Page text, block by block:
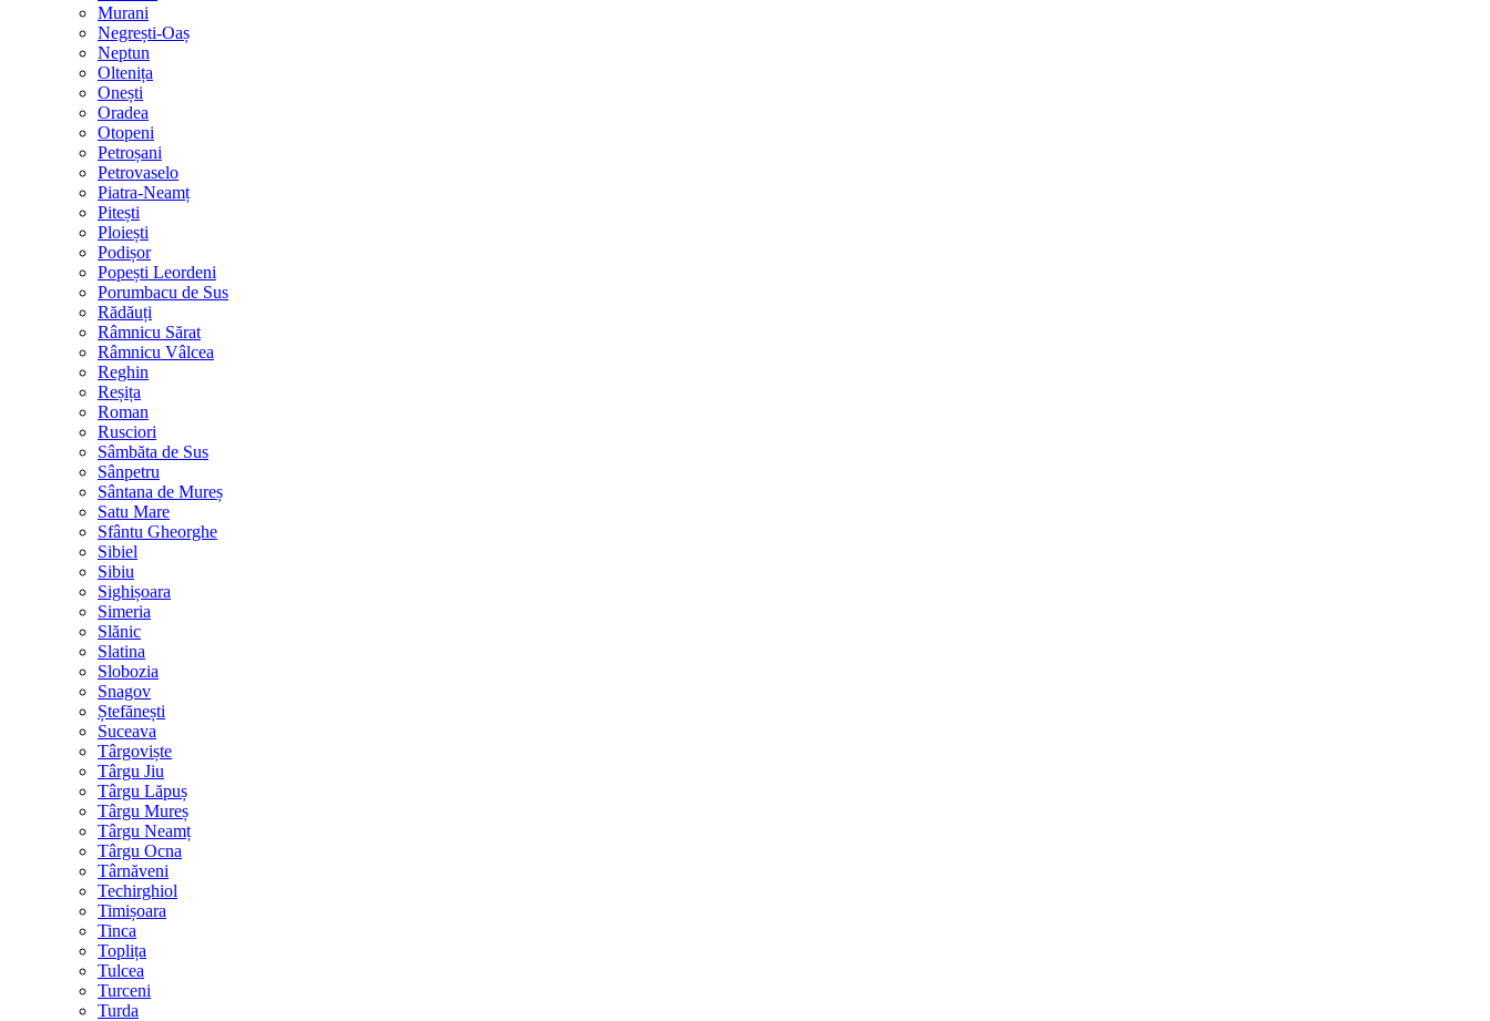
Murani
Negrești-Oaș
Neptun
Oltenița
Onești
Oradea
Otopeni
Petroșani
Petrovaselo
Piatra-Neamț
Pitești
Ploiești
Podișor
Popești Leordeni
Porumbacu de Sus
Rădăuți
Râmnicu Sărat
Râmnicu Vâlcea
Reghin
Reșița
Roman
Rusciori
Sâmbăta de Sus
Sânpetru
Sântana de Mureș
Satu Mare
Sfântu Gheorghe
Sibiel
Sibiu
Sighișoara
Simeria
Slănic
Slatina
Slobozia
Snagov
Ștefănești
Suceava
Târgoviște
Târgu Jiu
Târgu Lăpuș
Târgu Mureș
Târgu Neamț
Târgu Ocna
Târnăveni
Techirghiol
Timișoara
Tinca
Toplița
Tulcea
Turceni
Turda